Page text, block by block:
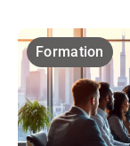
Formation